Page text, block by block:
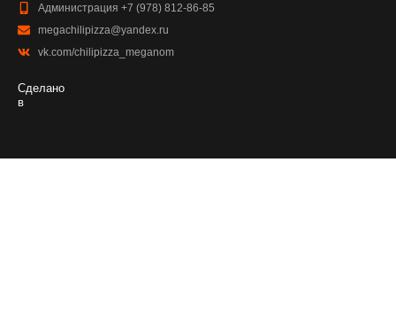
Администрация +7 (978) 812-86-85
megachilipizza@yandex.ru
vk.com/chilipizza_meganom
Сделано
в